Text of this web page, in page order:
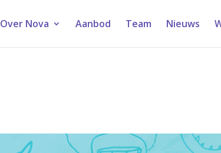
Over Nova Aanbod Team Nieuws